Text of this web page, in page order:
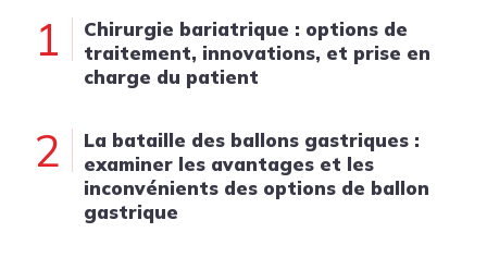
1
Chirurgie bariatrique : options de
traitement, innovations, et prise en
charge du patient
2
La bataille des ballons gastriques :
examiner les avantages et les
inconvénients des options de ballon
gastrique